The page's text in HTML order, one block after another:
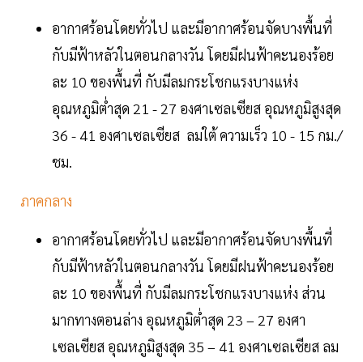
อากาศร้อนโดยทั่วไป และมีอากาศร้อนจัดบางพื้นที่
กับมีฟ้าหลัวในตอนกลางวัน โดยมีฝนฟ้าคะนองร้อย
ละ 10 ของพื้นที่ กับมีลมกระโชกแรงบางแห่ง
อุณหภูมิต่ำสุด 21 - 27 องศาเซลเซียส อุณหภูมิสูงสุด
36 - 41 องศาเซลเซียส ลมใต้ ความเร็ว 10 - 15 กม./
ชม.
ภาคกลาง
อากาศร้อนโดยทั่วไป และมีอากาศร้อนจัดบางพื้นที่
กับมีฟ้าหลัวในตอนกลางวัน โดยมีฝนฟ้าคะนองร้อย
ละ 10 ของพื้นที่ กับมีลมกระโชกแรงบางแห่ง ส่วน
มากทางตอนล่าง อุณหภูมิต่ำสุด 23 – 27 องศา
เซลเซียส อุณหภูมิสูงสุด 35 – 41 องศาเซลเซียส ลม